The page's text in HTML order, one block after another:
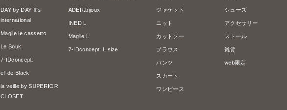
DAY by DAY It's
international
Maglie le cassetto
Le Souk
7-IDconcept.
ef-de Black
la veille by SUPERIOR
CLOSET
ADER.bijoux
INED L
Maglie L
7-IDconcept. L size
ジャケット
ニット
カットソー
ブラウス
パンツ
スカート
ワンピース
シューズ
アクセサリー
ストール
雑貨
web限定